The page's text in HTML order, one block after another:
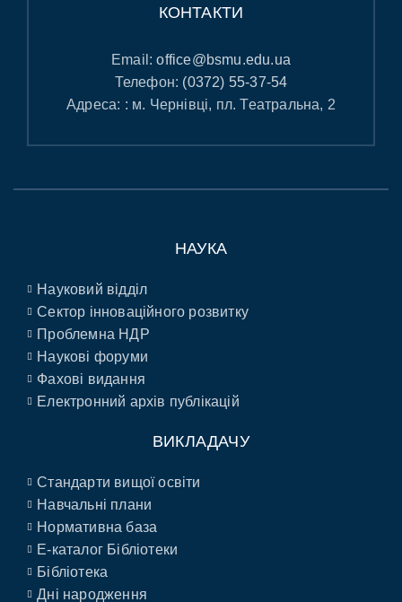
КОНТАКТИ
Email:office@bsmu.edu.ua
Телефон: (0372) 55-37-54
Адреса: : м. Чернівці, пл. Театральна, 2
НАУКА
Науковий відділ
Сектор інноваційного розвитку
Проблемна НДР
Наукові форуми
Фахові видання
Електронний архів публікацій
ВИКЛАДАЧУ
Стандарти вищої освіти
Навчальні плани
Нормативна база
E-каталог Бібліотеки
Бібліотека
Дні народження